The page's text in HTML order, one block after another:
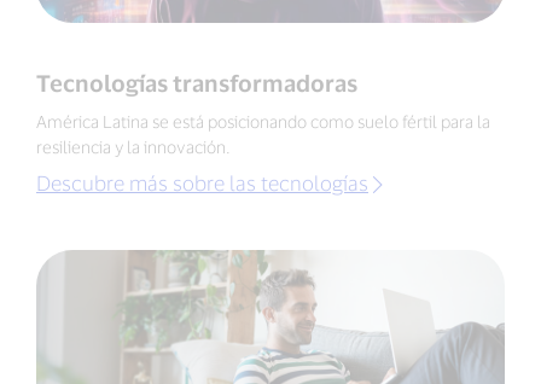
Tecnologías transformadoras
América Latina se está posicionando como suelo fértil para la
resiliencia y la innovación.
Descubre más sobre las tecnologías